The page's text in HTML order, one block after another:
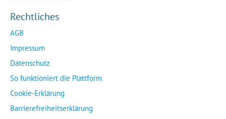
Rechtliches
AGB
Impressum
Datenschutz
So funktioniert die Plattform
Cookie-Erklärung
Barrierefreiheitserklärung